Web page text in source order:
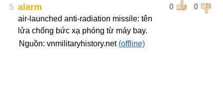
5 0 0
alarm
air-launched anti-radiation missile: tên
lửa chống bức xạ phóng từ máy bay.
Nguồn: vnmilitaryhistory.net (offline)